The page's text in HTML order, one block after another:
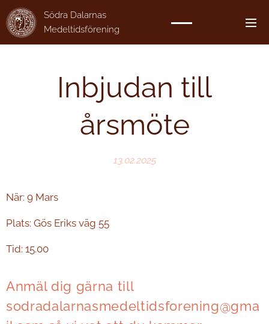
Södra Dalarnas
Medeltidsförening
Inbjudan till
årsmöte
13.02.2025
När: 9 Mars
Plats: Gös Eriks väg 55
Tid: 15.00
Anmäl dig gärna till
sodradalarnasmedeltidsforening@gma